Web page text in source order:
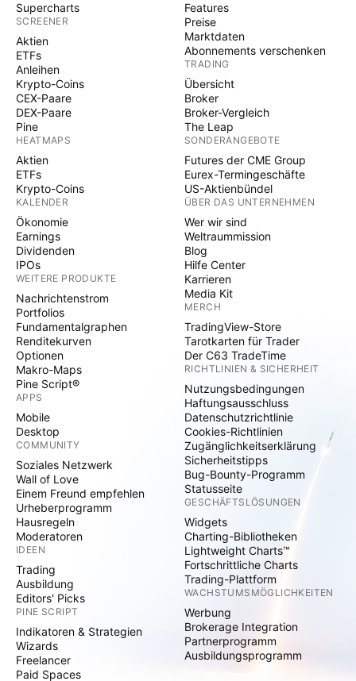
Supercharts
SCREENER
Aktien
ETFs
Anleihen
Krypto-Coins
CEX-Paare
DEX-Paare
Pine
HEATMAPS
Aktien
ETFs
Krypto-Coins
KALENDER
Ökonomie
Earnings
Dividenden
IPOs
WEITERE PRODUKTE
Nachrichtenstrom
Portfolios
Fundamentalgraphen
Renditekurven
Optionen
Makro-Maps
Pine Script®
APPS
Mobile
Desktop
COMMUNITY
Soziales Netzwerk
Wall of Love
Einem Freund empfehlen
Urheberprogramm
Hausregeln
Moderatoren
IDEEN
Trading
Ausbildung
Editors' Picks
PINE SCRIPT
Indikatoren & Strategien
Wizards
Freelancer
Paid Spaces
Features
Preise
Marktdaten
Abonnements verschenken
TRADING
Übersicht
Broker
Broker-Vergleich
The Leap
SONDERANGEBOTE
Futures der CME Group
Eurex-Termingeschäfte
US-Aktienbündel
ÜBER DAS UNTERNEHMEN
Wer wir sind
Weltraummission
Blog
Hilfe Center
Karrieren
Media Kit
MERCH
TradingView-Store
Tarotkarten für Trader
Der C63 TradeTime
RICHTLINIEN & SICHERHEIT
Nutzungsbedingungen
Haftungsausschluss
Datenschutzrichtlinie
Cookies-Richtlinien
Zugänglichkeitserklärung
Sicherheitstipps
Bug-Bounty-Programm
Statusseite
GESCHÄFTSLÖSUNGEN
Widgets
Charting-Bibliotheken
Lightweight Charts™
Fortschrittliche Charts
Trading-Plattform
WACHSTUMSMÖGLICHKEITEN
Werbung
Brokerage Integration
Partnerprogramm
Ausbildungsprogramm